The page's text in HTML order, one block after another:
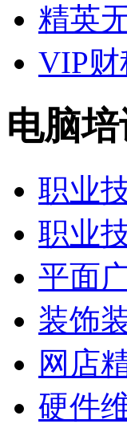
精英
VIP
电脑培
职业
职业
平面
装饰
网店
硬件